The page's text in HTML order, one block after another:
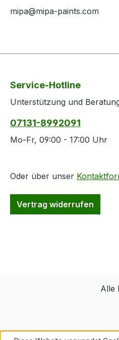
mipa@mipa-paints.com
Service-Hotline
Unterstützung und
07131-8992091
Mo-Fr, 09:00 - 17:00 Uhr
Oder über unser
Vertrag widerrufen
Alle